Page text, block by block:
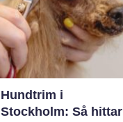
Hundtrim i
Stockholm: Så hittar